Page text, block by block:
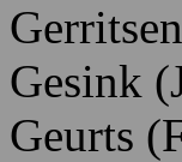
Gerritsen
Gesink
Geurts